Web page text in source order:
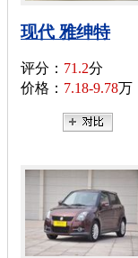
现代 雅绅特
评分： 71.2分
价格： 7.18-9.78万